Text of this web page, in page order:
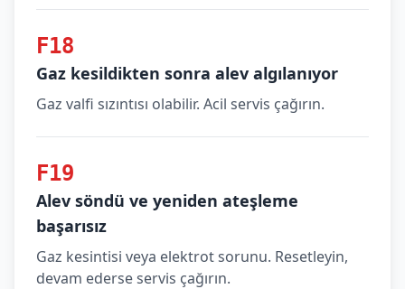
F18
Gaz kesildikten sonra alev algılanıyor
Gaz valfi sızıntısı olabilir. Acil servis çağırın.
F19
Alev söndü ve yeniden ateşleme
başarısız
Gaz kesintisi veya elektrot sorunu. Resetleyin,
devam ederse servis çağırın.